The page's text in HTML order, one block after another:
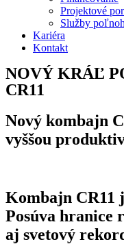
Projektové
Služby
Kariéra
Kontakt
NOVÝ KRÁĽ
CR11
Nový kombajn
vyššou
Kombajn CR11
Posúva hranice
aj svetový